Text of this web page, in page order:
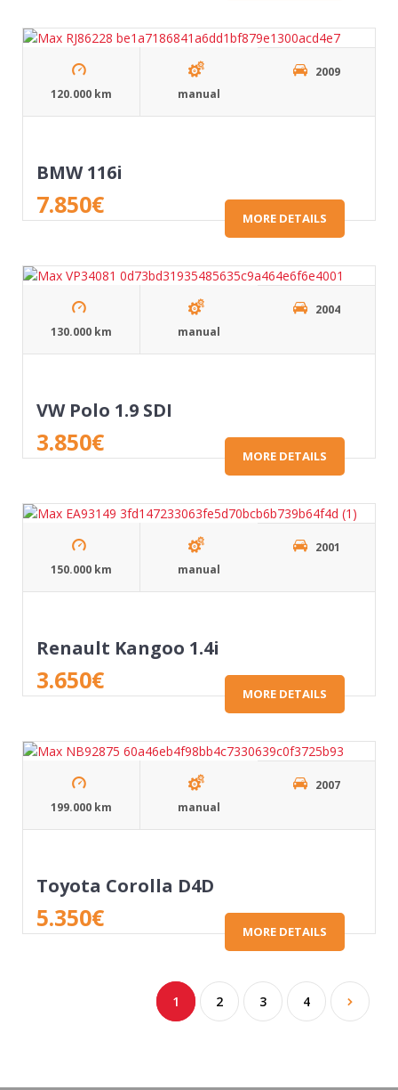
120.000 km manual
2009
BMW 116i
7.850€ MORE DETAILS
130.000 km manual
2004
VW Polo 1.9 SDI
3.850€ MORE DETAILS
150.000 km manual
2001
Renault Kangoo 1.4i
3.650€ MORE DETAILS
199.000 km manual
2007
Toyota Corolla D4D
5.350€ MORE DETAILS
1 2 3 4